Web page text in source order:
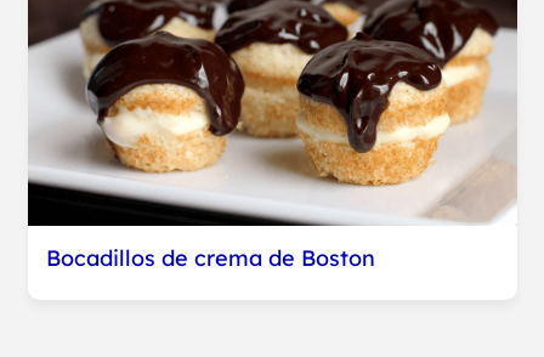
Bocadillos de crema de Boston